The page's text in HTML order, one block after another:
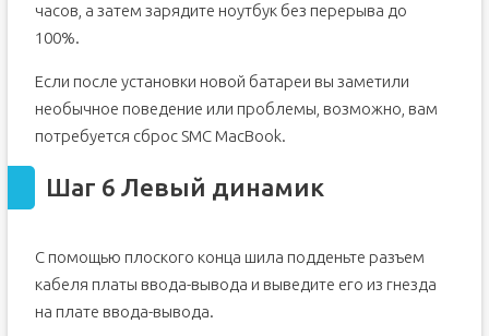
часов, а затем зарядите ноутбук без перерыва до
100%.
Если после установки новой батареи вы заметили
необычное поведение или проблемы, возможно, вам
потребуется сброс SMC MacBook.
Шаг 6 Левый динамик
С помощью плоского конца шила подденьте разъем
кабеля платы ввода-вывода и выведите его из гнезда
на плате ввода-вывода.